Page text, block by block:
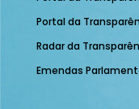
Portal da
Radar da
Emendas